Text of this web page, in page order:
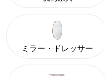
ミラー・ドレッサー